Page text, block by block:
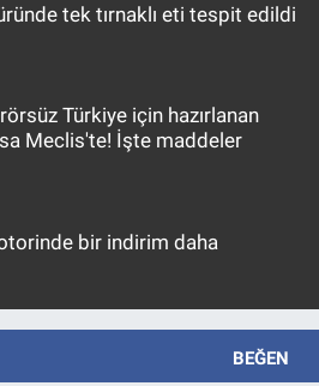
tek tırnaklı eti tespit edildi
Türkiye için hazırlanan
Meclis'te! İşte maddeler
bir indirim daha
BEĞEN